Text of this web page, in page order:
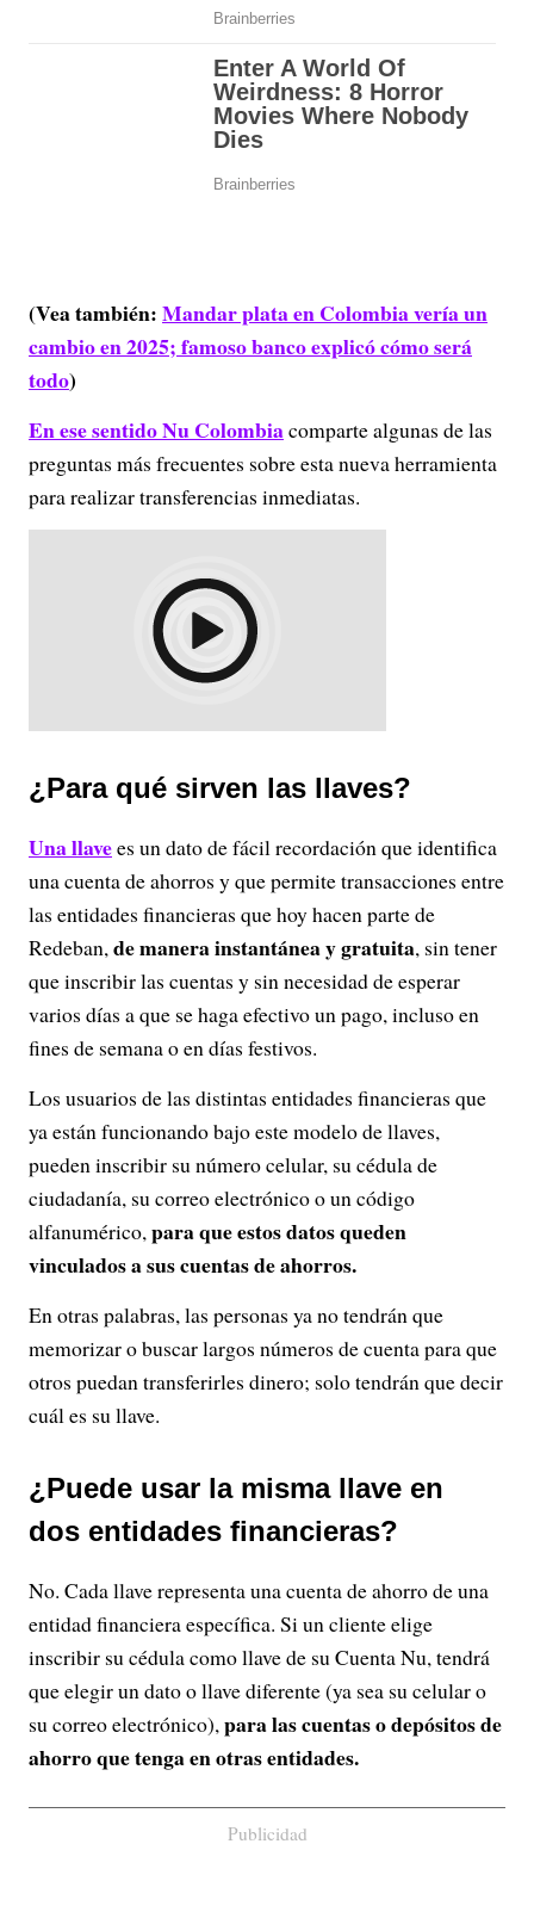
(Vea también:Mandar plata en Colombia vería un
cambio en 2025; famoso banco explicó cómo será
todo)
En ese sentido NuColombiacomparte algunas de las
preguntas más frecuentes sobre esta nueva herramienta
para realizar transferencias inmediatas.
¿Para qué sirven las llaves?
Una llavees un dato de fácil recordación que identifica
una cuenta de ahorros y que permite transacciones entre
las entidades financieras que hoy hacen parte de
Redeban,de manera instantánea y gratuita, sin tener
que inscribir las cuentas y sin necesidad de esperar
varios días a que se haga efectivo un pago, incluso en
fines de semana o en días festivos.
Los usuarios de las distintas entidades financieras que
ya están funcionando bajo este modelo de llaves,
pueden inscribir su número celular, su cédula de
ciudadanía, su correo electrónico o un código
alfanumérico,para que estos datos queden
vinculados a sus cuentas de ahorros.
En otras palabras, las personas ya no tendrán que
memorizar o buscar largos números de cuenta para que
otros puedan transferirles dinero; solo tendrán que decir
cuál es su llave.
¿Puede usar la misma llave en
dos entidades financieras?
No. Cada llave representa una cuenta de ahorro de una
entidad financiera específica. Si un cliente elige
inscribir su cédula como llave de su Cuenta Nu, tendrá
que elegir un dato o llave diferente (ya sea su celular o
su correo electrónico),para las cuentas o depósitos de
ahorro que tenga en otras entidades.
Publicidad